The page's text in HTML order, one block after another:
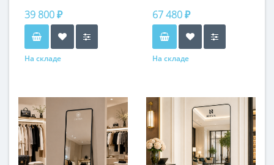
39 800 ₽
На складе
67 480 ₽
На складе